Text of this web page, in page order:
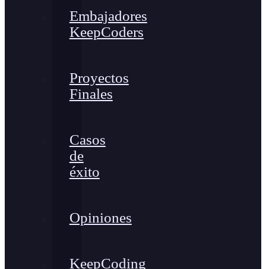
Embajadores
KeepCoders
Proyectos
Finales
Casos
de
éxito
Opiniones
KeepCoding